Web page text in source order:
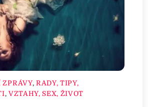
ZPRÁVY, RADY, TIPY,
, VZTAHY, SEX, ŽIVOT